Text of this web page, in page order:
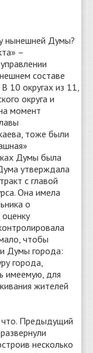
нынешней Думы?
–
составе
10 округах из 11,
округа и
момент
тоже были
Думы была
утверждала
с главой
Она имела
о
чтобы
Думы города:
города,
имеемую, для
жителей
что. Предыдущий
несколько